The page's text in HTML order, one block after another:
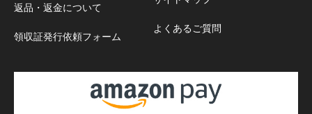
返品・返金について
領収証発行依頼フォーム
よくあるご質問